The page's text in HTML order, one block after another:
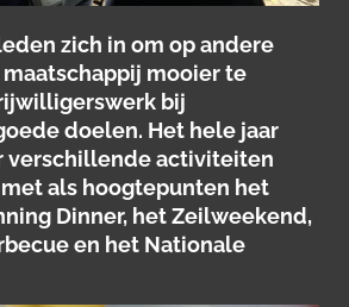
zich in om op andere
mooier te
bij
doelen. Het hele jaar
verschillende activiteiten
als hoogtepunten het
Dinner, het Zeilweekend,
en het Nationale